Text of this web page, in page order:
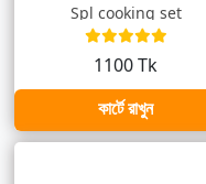
Spl cooking set
1100 Tk
কার্টে রাখুন